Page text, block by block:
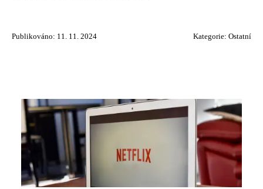
Publikováno: 11. 11. 2024 Kategorie: Ostatní